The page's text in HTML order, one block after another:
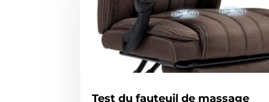
Test du fauteuil de massage